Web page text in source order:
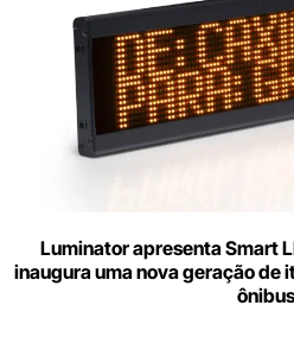
Luminator apresenta Smart
inaugura uma nova geração de
ônibus